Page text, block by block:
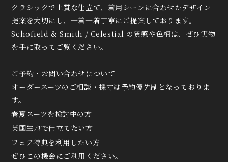
クラシックで上質な仕立て、 着用シーンに合わせたデザイン
提案を大切にし、一着一着丁寧にご提案しております。
Schofield & Smith / Celestial の質感や色柄は、ぜひ実物
を手に取ってご覧ください。
ご予約・お問い合わせについて
オーダースーツのご相談・採寸は予約優先制となっておりま
す。
春夏スーツを検討中の方
英国生地で仕立てたい方
フェア特典を利用したい方
ぜひこの機会にご利用ください。